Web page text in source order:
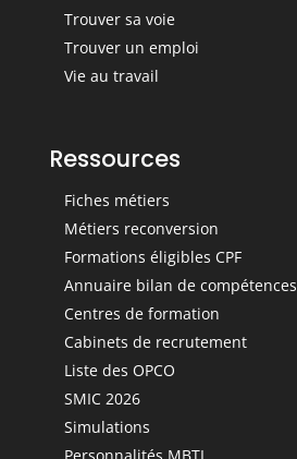
Trouver sa voie
Trouver un emploi
Vie au travail
Ressources
Fiches métiers
Métiers reconversion
Formations éligibles CPF
Annuaire bilan de compétences
Centres de formation
Cabinets de recrutement
Liste des OPCO
SMIC 2026
Simulations